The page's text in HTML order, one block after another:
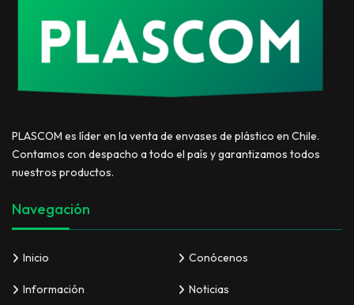
PLASCOM es líder en la venta de envases de plástico en Chile.
Contamos con despacho a todo el país y garantizamos todos
nuestros productos.
Navegación
Inicio Conócenos
Información Noticias